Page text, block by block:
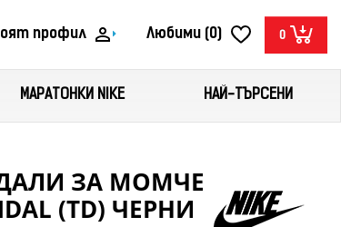
профил Любими (0) 0
МАРАТОНКИ NIKE НАЙ-ТЪРСЕНИ
ЗА МОМЧЕ
(TD) ЧЕРНИ